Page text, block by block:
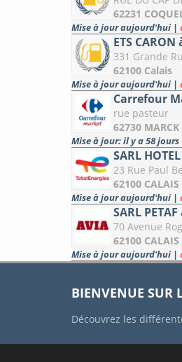
62231
Mise à jour aujourd'hui |
ETS
331 Grande
62100 Calais
Mise à jour aujourd'hui |
Carrefour
rue pasteur
62730 MARCK
Mise à jour: il y a 58 jours
SARL
23 Rue Paul
62100 CALAIS
Mise à jour aujourd'hui |
SARL
70 Avenue
62100 CALAIS
Mise à jour aujourd'hui |
BIENVENUE SUR
Découvrez les